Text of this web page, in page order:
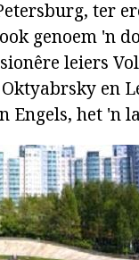
ter
genoem 'n
leiers
en
Engels, het 'n